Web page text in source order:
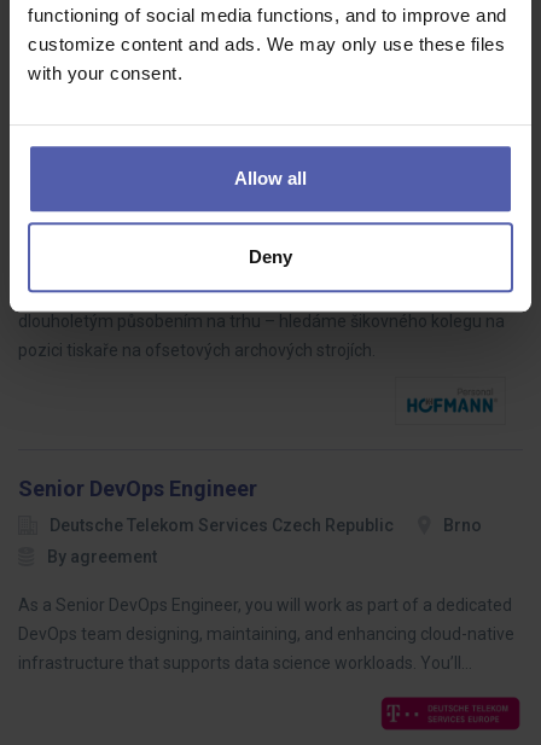
functioning of social media functions, and to improve and
customize content and ads. We may only use these files
with your consent.
Allow all
Deny
tak, aby fungovala přesně tak, jak mají?Pro našeho klienta
hledáme šikovného servisního mechanika do technického
servisního centra.…
Tiskař (M/Ž)
Pro našeho klienta – stabilní a tradiční tiskařskou společnost s
dlouholetým působením na trhu – hledáme šikovného kolegu na
pozici tiskaře na ofsetových archových strojích.
Senior DevOps Engineer
Deutsche Telekom Services Czech Republic
Brno
By agreement
As a Senior DevOps Engineer, you will work as part of a dedicated
DevOps team designing, maintaining, and enhancing cloud-native
infrastructure that supports data science workloads. You’ll…